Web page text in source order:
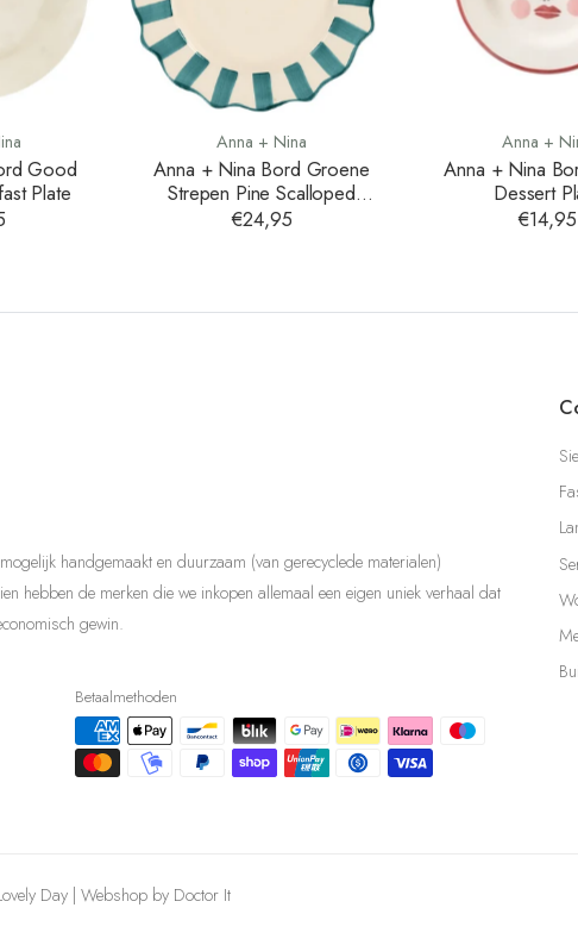
Good
Plate
Anna + Nina
Anna + Nina Bord Groene
Strepen Pine Scalloped
Dinner Plate
€24,95
Anna +
Anna + Nina
Dessert
€14,95
handgemaakt en duurzaam (van gerecyclede materialen)
hebben de merken die we inkopen allemaal een eigen uniek verhaal dat
gewin.
Betaalmethoden
Day | Webshop by Doctor It